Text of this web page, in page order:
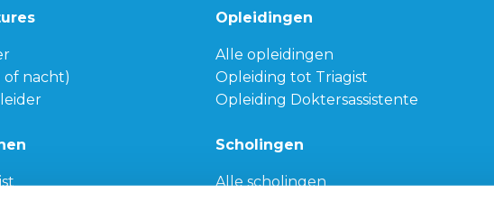
of nacht)
Opleidingen
Alle opleidingen
Opleiding tot Triagist
Opleiding Doktersassistente
Scholingen
Alle scholingen